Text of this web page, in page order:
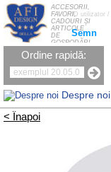
Despre noi
Semn
ACCESORII,
FAVORI,
CADOURI ȘI
ARTICOLE
DE
GOSPODĂRI
Ordine rapidă:
< Înapoi